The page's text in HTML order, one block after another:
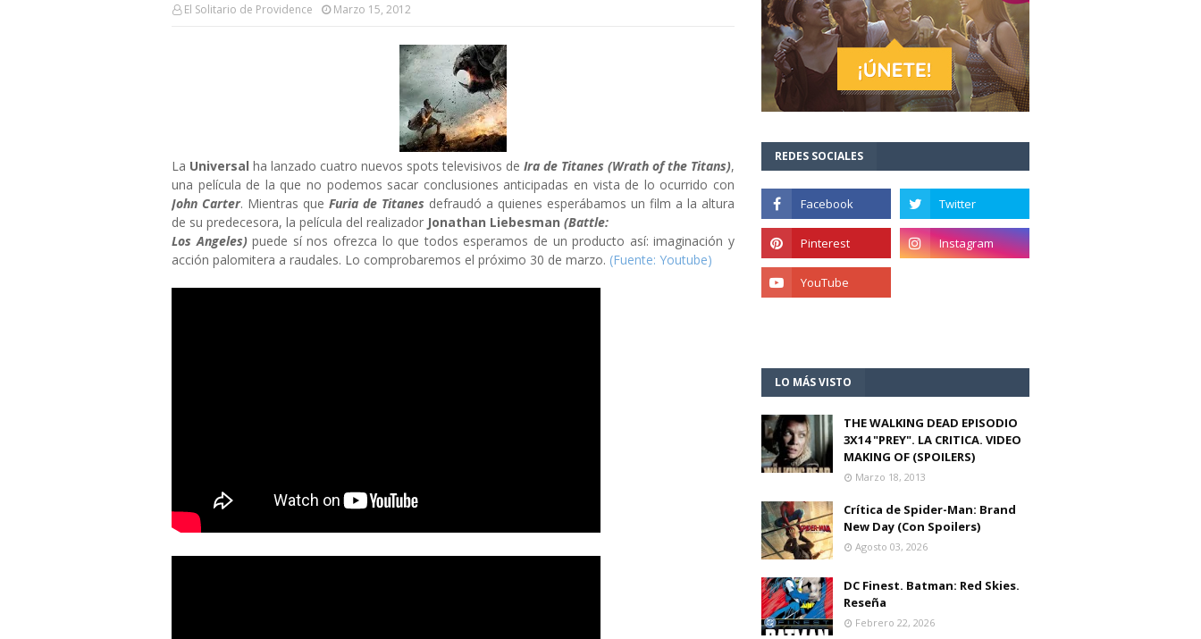
El Solitario de Providence Marzo 15, 2012
La Universal ha lanzado cuatro nuevos spots televisivos de Ira de Titanes (Wrath of the Titans),
una película de la que no podemos sacar conclusiones anticipadas en vista de lo ocurrido con
John Carter. Mientras que Furia de Titanes defraudó a quienes esperábamos un film a la altura
de su predecesora, la película del realizador Jonathan Liebesman (Battle:
Los Angeles)puede sí nos ofrezca lo que todos esperamos de un producto así: imaginación y
acción palomitera a raudales. Lo comprobaremos el próximo 30 de marzo. (Fuente: Youtube)
REDES SOCIALES
LO MÁS VISTO
THE WALKING DEAD EPISODIO
3X14 "PREY". LA CRITICA. VIDEO
MAKING OF (SPOILERS)
Marzo 18, 2013
Crítica de Spider-Man: Brand
New Day (Con Spoilers)
Agosto 03, 2026
DC Finest. Batman: Red Skies.
Reseña
Febrero 22, 2026